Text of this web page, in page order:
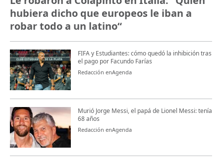
hubiera dicho que europeos le iban a
robar todo a un latino“
FIFA y Estudiantes: cómo quedó la inhibición tras
el pago por Facundo Farías
Redacción enAgenda
Murió Jorge Messi, el papá de Lionel Messi: tenía
68 años
Redacción enAgenda